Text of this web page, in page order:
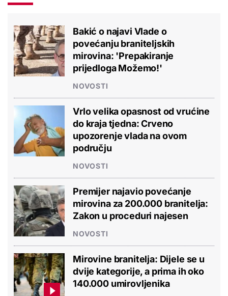
Bakić o najavi Vlade o
povećanju braniteljskih
mirovina: 'Prepakiranje
prijedloga Možemo!'
NOVOSTI
Vrlo velika opasnost od vrućine
do kraja tjedna: Crveno
upozorenje vlada na ovom
području
NOVOSTI
Premijer najavio povećanje
mirovina za 200.000 branitelja:
Zakon u proceduri najesen
NOVOSTI
Mirovine branitelja: Dijele se u
dvije kategorije, a prima ih oko
140.000 umirovljenika